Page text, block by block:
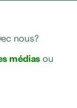
nous?
médias ou